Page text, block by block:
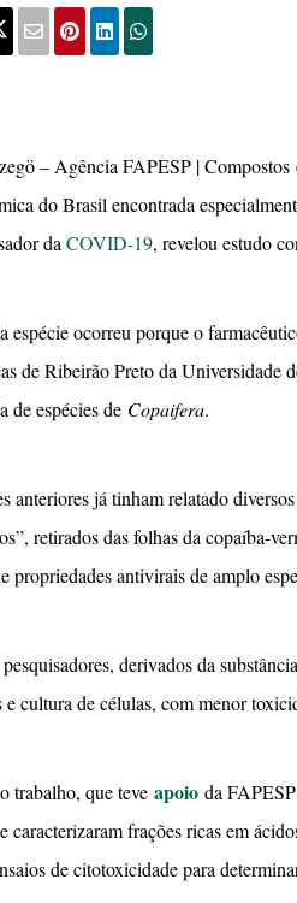
– Agência FAPESP |
do Brasil encontrada
da COVID-19, revelou estudo
espécie ocorreu porque o
de Ribeirão Preto da
de espécies de Copaifera.
anteriores já tinham relatado
retirados das folhas da copaíba-
propriedades antivirais de amplo
derivados da
cultura de células, com menor
trabalho, que teve apoio da
caracterizaram frações ricas em
de citotoxicidade para